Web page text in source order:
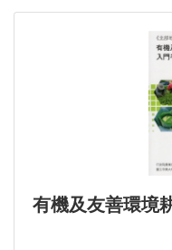
有機及友善環境